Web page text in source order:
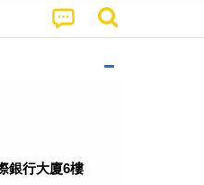
銀行大廈6樓